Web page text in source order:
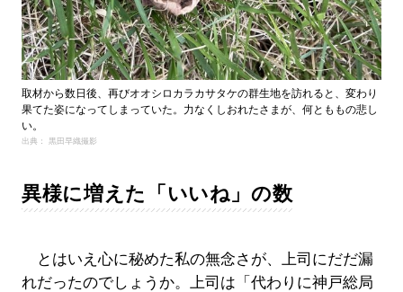
取材から数日後、再びオオシロカラカサタケの群生地を訪れると、変わり
果てた姿になってしまっていた。力なくしおれたさまが、何とももの悲し
い。
出典： 黒田早織撮影
異様に増えた「いいね」の数
とはいえ心に秘めた私の無念さが、上司にだだ漏
れだったのでしょうか。上司は「代わりに神戸総局